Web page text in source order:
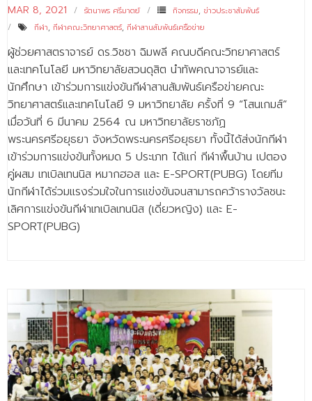
- - อนามัยสิ่งแวดล้อมและสาธารณภัย
- - วิทยาศาสตร์การแพทย์
- - ความมั่นคงปลอดภัยไซเบอร์
- - อุตสาหกรรมชีวภาพเพื่อธุรกิจ
- ศึกษาศาสตรบัณฑิต
- - วิทยาศาสตร์ทั่วไป
- เทคโนโลยีบัณฑิต
- ศูนย์เครื่องมือปฏิบัติการวิทยาศาสตร์
- ศูนย์สิ่งแวดล้อม
- ศูนย์ปัญญาประดิษฐ์เพื่อการศึกษา
สหกิจศึกษา
MAR 8, 2021 รัตนาพร ศรีมาตย์ กิจกรรม, ข่าวประชาสัมพันธ์
กีฬา, กีฬาคณะวิทยาศาสตร์, กีฬาสานสัมพันธ์เครือข่าย
ผู้ช่วยศาสตราจารย์ ดร.วิชชา ฉิมพลี คณบดีคณะวิทยาศาสตร์
และเทคโนโลยี มหาวิทยาลัยสวนดุสิต นำทัพคณาจารย์และ
นักศึกษา เข้าร่วมการแข่งขันกีฬาสานสัมพันธ์เครือข่ายคณะ
วิทยาศาสตร์และเทคโนโลยี 9 มหาวิทยาลัย ครั้งที่ 9 “โสนเกมส์”
เมื่อวันที่ 6 มีนาคม 2564 ณ มหาวิทยาลัยราชภัฏ
พระนครศรีอยุธยา จังหวัดพระนครศรีอยุธยา ทั้งนี้ได้ส่งนักกีฬา
เข้าร่วมการแข่งขันทั้งหมด 5 ประเภท ได้แก่ กีฬาพื้นบ้าน เปตอง
คู่ผสม เทเบิลเทนนิส หมากฮอส และ E-SPORT(PUBG) โดยทีม
นักกีฬาได้ร่วมแรงร่วมใจในการแข่งขันจนสามารถคว้ารางวัลชนะ
เลิศการแข่งขันกีฬาเทเบิลเทนนิส (เดี่ยวหญิง) และ E-
SPORT(PUBG)